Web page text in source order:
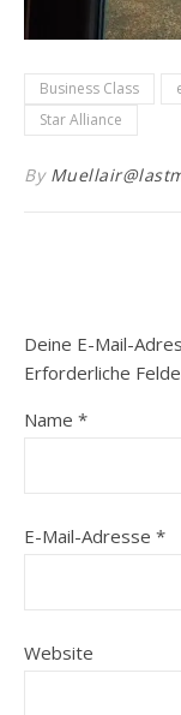
Business Class
Star Alliance
By
Deine E-Mail-
Erforderliche
Name *
E-Mail-Adresse *
Website